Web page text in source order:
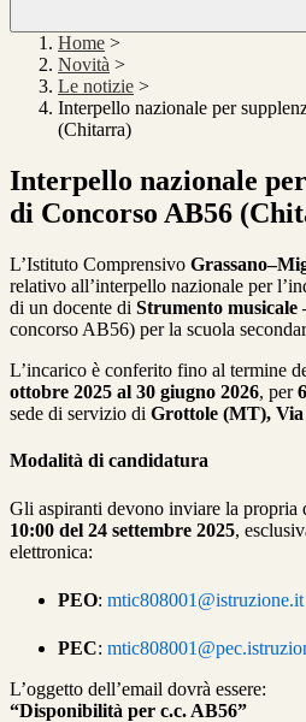
Home >
Novità >
Le notizie >
Interpello nazionale per
(Chitarra)
Interpello nazionale
di Concorso AB56
L’Istituto Comprensivo
relativo all’interpello nazionale per
di un docente di Strumento musicale
concorso AB56) per la scuola
L’incarico è conferito fino al termine
ottobre 2025 al 30 giugno 2026, per
sede di servizio di Grottole (MT), Via
Modalità di candidatura
Gli aspiranti devono inviare la propria
10:00 del 24 settembre 2025,
elettronica:
PEO: mtic808001@istruzione.it
PEC:
L’oggetto dell’email dovrà essere:
“Disponibilità per c.c. AB56”